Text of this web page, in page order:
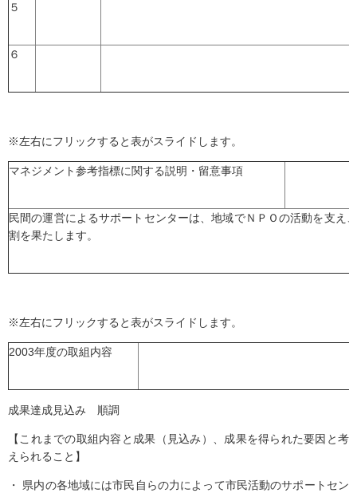
５
６
※左右にフリックすると表がスライドします。
マネジメント参考指標に関する説明・留意事項
民間の運営によるサポートセンターは、地域でＮＰＯの活動を支え
割を果たします。
※左右にフリックすると表がスライドします。
2003年度の取組内容
成果達成見込み 順調
【これまでの取組内容と成果（見込み）、成果を得られた要因と考
えられること】
・ 県内の各地域には市民自らの力によって市民活動のサポートセン